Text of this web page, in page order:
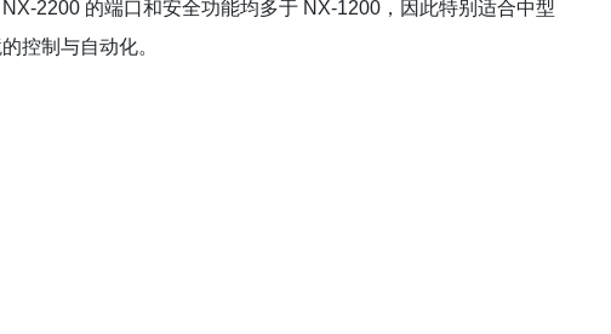
2200 的端口和安全功能均多于 NX-1200，因此特别适合中型
控制与自动化。